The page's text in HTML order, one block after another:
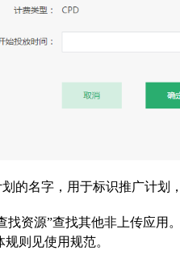
的名字，用于标识推广计划
找资源”查找其他非上传应用
则见使用规范。